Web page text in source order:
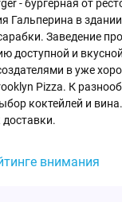
- бургерная от
Гальперина в
Заведение
доступной и
в уже
Pizza. К
коктейлей и
доставки.
внимания